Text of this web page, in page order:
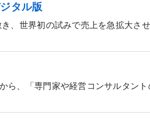
タル版
、世界初の試みで売上を急拡大さ
、「専門家や経営コンサルタン